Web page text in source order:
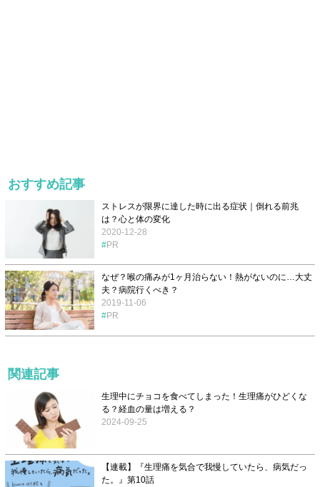
おすすめ記事
ストレスが限界に達した時に出る症状｜倒れる前兆
は？心と体の変化
2020-12-28
PR
なぜ？喉の痛みが1ヶ月治らない！熱がないのに…大丈
夫？病院行くべき？
2019-11-06
PR
関連記事
生理中にチョコを食べてしまった！生理痛がひどくな
る？経血の量は増える？
2024-09-25
【連載】『生理痛を気合で我慢していたら、病気だっ
た。』第10話